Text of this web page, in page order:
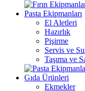
Pasta Ekipmanları
El Aletleri
Hazırlık
Pişirme
Servis ve
Taşıma ve
Gıda Ürünleri
Ekmekler